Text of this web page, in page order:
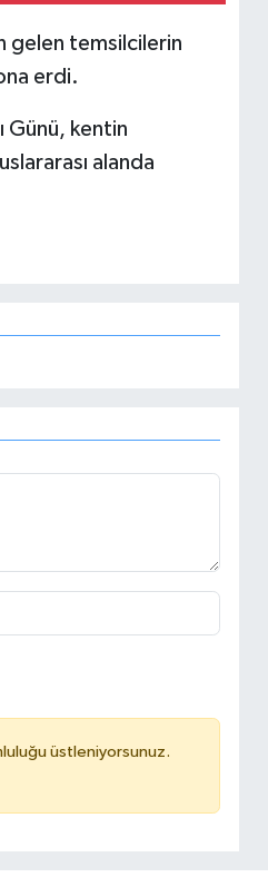
gelen temsilcilerin
erdi.
Günü, kentin
alanda
üstleniyorsunuz.